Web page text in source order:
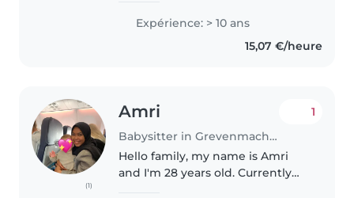
Sérieuse bienveillante et fiable
Je suis capable d'établir une
relation de confiance avec..
Expérience: > 10 ans
15,07 €/heure
(1)
Amri
Babysitter in Grevenmacher
1
Hello family, my name is Amri
and I'm 28 years old. Currently